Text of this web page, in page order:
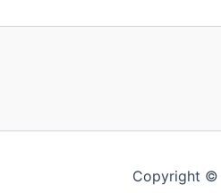
Copyright ©